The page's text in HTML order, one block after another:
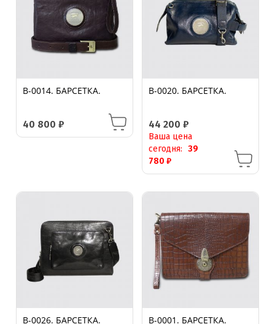
B-0014. БАРСЕТКА.
40 800₽
B-0020. БАРСЕТКА.
44 200 ₽
Ваша цена
сегодня: 39
780 ₽
B-0026. БАРСЕТКА. B-0001. БАРСЕТКА.